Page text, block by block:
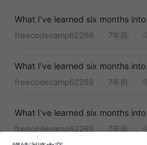
What I’ve learned six months
software engineer
freecodecamp62269 7年前
What I’ve learned six months
software engineer
freecodecamp62269 7年前
What I’ve learned six months
software engineer
freecodecamp62269 7年前